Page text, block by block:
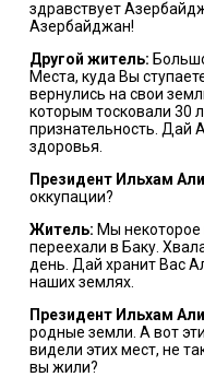
здравствует
Азербайджан!
Другой житель:
Места, куда Вы
вернулись на свои
которым тосковали 30
признательность. Дай
здоровья.
Президент Ильхам
оккупации?
Житель: Мы некоторое
переехали в Баку.
день. Дай хранит Вас
наших землях.
Президент Ильхам
родные земли. А вот
видели этих мест, не
вы жили?